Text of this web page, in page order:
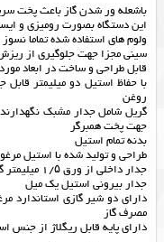
باشعله ور شدن گاز باعث پخت
این دستگاه بصورت رومیزی و
ولوم های استفاده شده تماما نسوز
سینی مجزا جهت جلوگیری از
قابل طراحی و ساخت در ابعاد
با حفاظ استیل دو میلیمتر
روغن
جهت پخت همبرگر
بدنه تمام استیل
طراحی و تولید شده با استیل
جدار داخلی از ورق ١/۵ میلیمتر گالوانیزه
جدار بیرونی استیل یک میل
دارای دو شیر گازی استاندارد
مصرف گاز
دارای پایه قابل ریگلاژ از جنس